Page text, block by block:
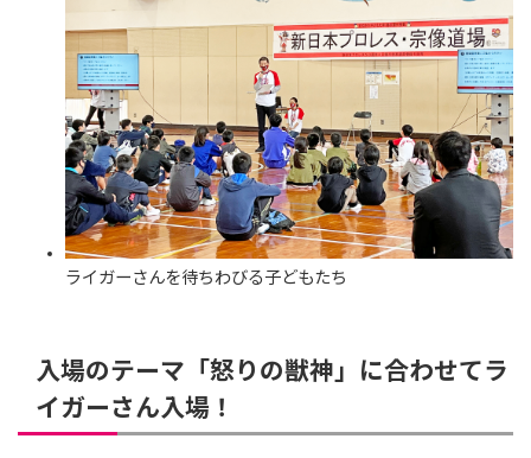
ライガーさんを待ちわびる子どもたち
入場のテーマ「怒りの獣神」に合わせてラ
イガーさん入場！